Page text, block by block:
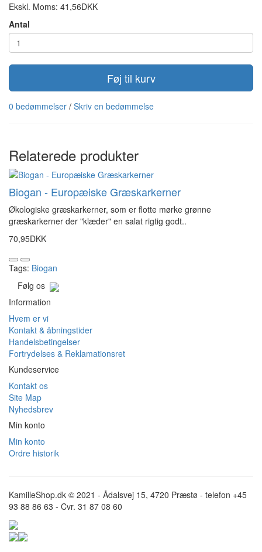
Ekskl. Moms: 41,56DKK
Antal
Føj til kurv
0 bedømmelser / Skriv en bedømmelse
Relaterede produkter
Biogan - Europæiske Græskarkerner
Økologiske græskarkerner, som er flotte mørke grønne
græskarkerner der "klæder" en salat rigtig godt..
70,95DKK
Tags: Biogan
Følg os
Information
Hvem er vi
Kontakt & åbningstider
Handelsbetingelser
Fortrydelses & Reklamationsret
Kundeservice
Kontakt os
Site Map
Nyhedsbrev
Min konto
Min konto
Ordre historik
KamilleShop.dk © 2021 - Ådalsvej 15, 4720 Præstø - telefon +45
93 88 86 63 - Cvr. 31 87 08 60